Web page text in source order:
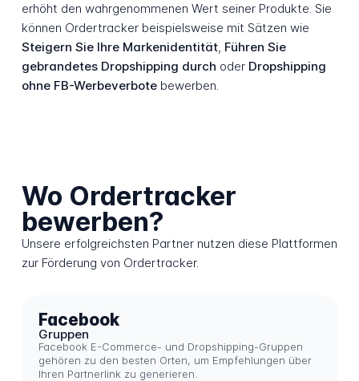
erhöht den wahrgenommenen Wert seiner Produkte. Sie
können Ordertracker beispielsweise mit Sätzen wie
Steigern Sie Ihre Markenidentität, Führen Sie
gebrandetes Dropshipping durch oder Dropshipping
ohne FB-Werbeverbotebewerben.
Wo Ordertracker
bewerben?
Unsere erfolgreichsten Partner nutzen diese Plattformen
zur Förderung von Ordertracker.
Facebook
Gruppen
Facebook E-Commerce- und Dropshipping-Gruppen
gehören zu den besten Orten, um Empfehlungen über
Ihren Partnerlink zu generieren.